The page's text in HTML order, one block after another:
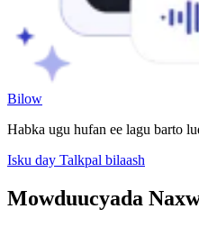
Bilow
Habka ugu hufan ee lagu barto
Isku day Talkpal bilaash
Mowduucyada